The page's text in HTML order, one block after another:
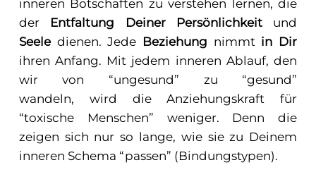
inneren Botschaften zu verstehen lernen, die
der Entfaltung Deiner Persönlichkeitund
Seeledienen. Jede Beziehung nimmt in Dir
ihren Anfang. Mit jedem inneren Ablauf, den
wir von “ungesund” zu “gesund”
wandeln, wird die Anziehungskraft für
“toxische Menschen” weniger. Denn die
zeigen sich nur so lange, wie sie zu Deinem
inneren Schema “passen” (Bindungstypen).